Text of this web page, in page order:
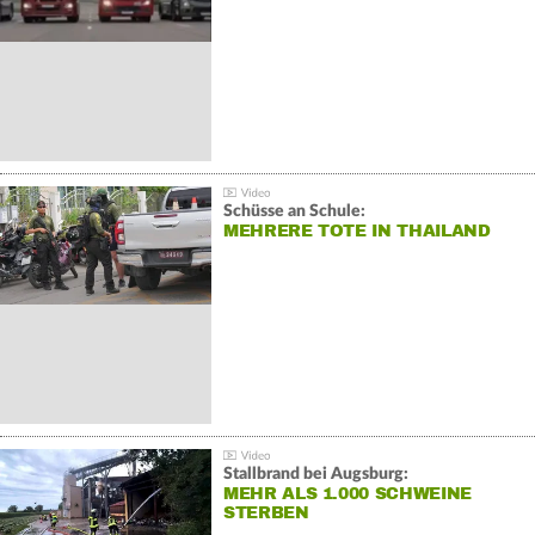
Schüsse an Schule:
MEHRERE TOTE IN THAILAND
Stallbrand bei Augsburg:
MEHR ALS 1.000 SCHWEINE
STERBEN